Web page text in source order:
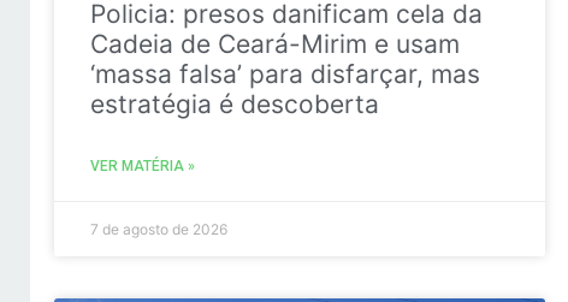
Policia: presos danificam cela da
Cadeia de Ceará-Mirim e usam
‘massa falsa’ para disfarçar, mas
estratégia é descoberta
VER MATÉRIA »
7 de agosto de 2026